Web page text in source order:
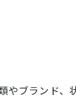
やブランド、